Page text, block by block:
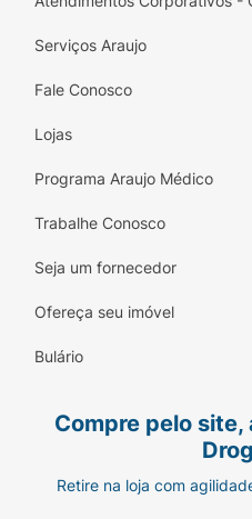
de esportes ou para
maquiagem dure o
lugar.
Ficha Técnica:
Tipo:Blush em
Fator de Proteção:
Todos os
as sensíveis.
Serviços Araujo
Fale Conosco
Lojas
Programa Araujo Médico
Trabalhe Conosco
Seja um fornecedor
Ofereça seu imóvel
Bulário
Compre pelo
Retire na loja com